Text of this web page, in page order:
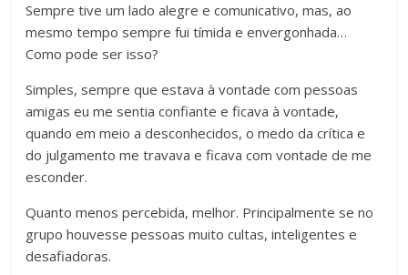
Sempre tive um lado alegre e comunicativo, mas, ao
mesmo tempo sempre fui tímida e envergonhada…
Como pode ser isso?
Simples, sempre que estava à vontade com pessoas
amigas eu me sentia confiante e ficava à vontade,
quando em meio a desconhecidos, o medo da crítica e
do julgamento me travava e ficava com vontade de me
esconder.
Quanto menos percebida, melhor. Principalmente se no
grupo houvesse pessoas muito cultas, inteligentes e
desafiadoras.